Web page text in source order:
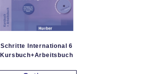
Schritte International 6
Kursbuch+Arbeitsbuch